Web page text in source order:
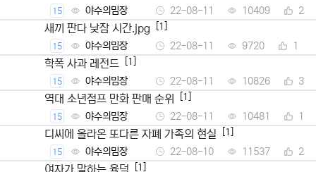
15 야수의밈장 22-08-11 10409 2
새끼 판다 낮잠 시간.jpg [1]
15 야수의밈장 22-08-11 9720 1
학폭 사과 레전드 [1]
15 야수의밈장 22-08-11 10826 3
역대 소년점프 만화 판매 순위 [1]
15 야수의밈장 22-08-11 10481 1
디씨에 올라온 또다른 자폐 가족의 현실 [1]
15 야수의밈장 22-08-10 11537 2
여자가 말하는 육덕 [1]